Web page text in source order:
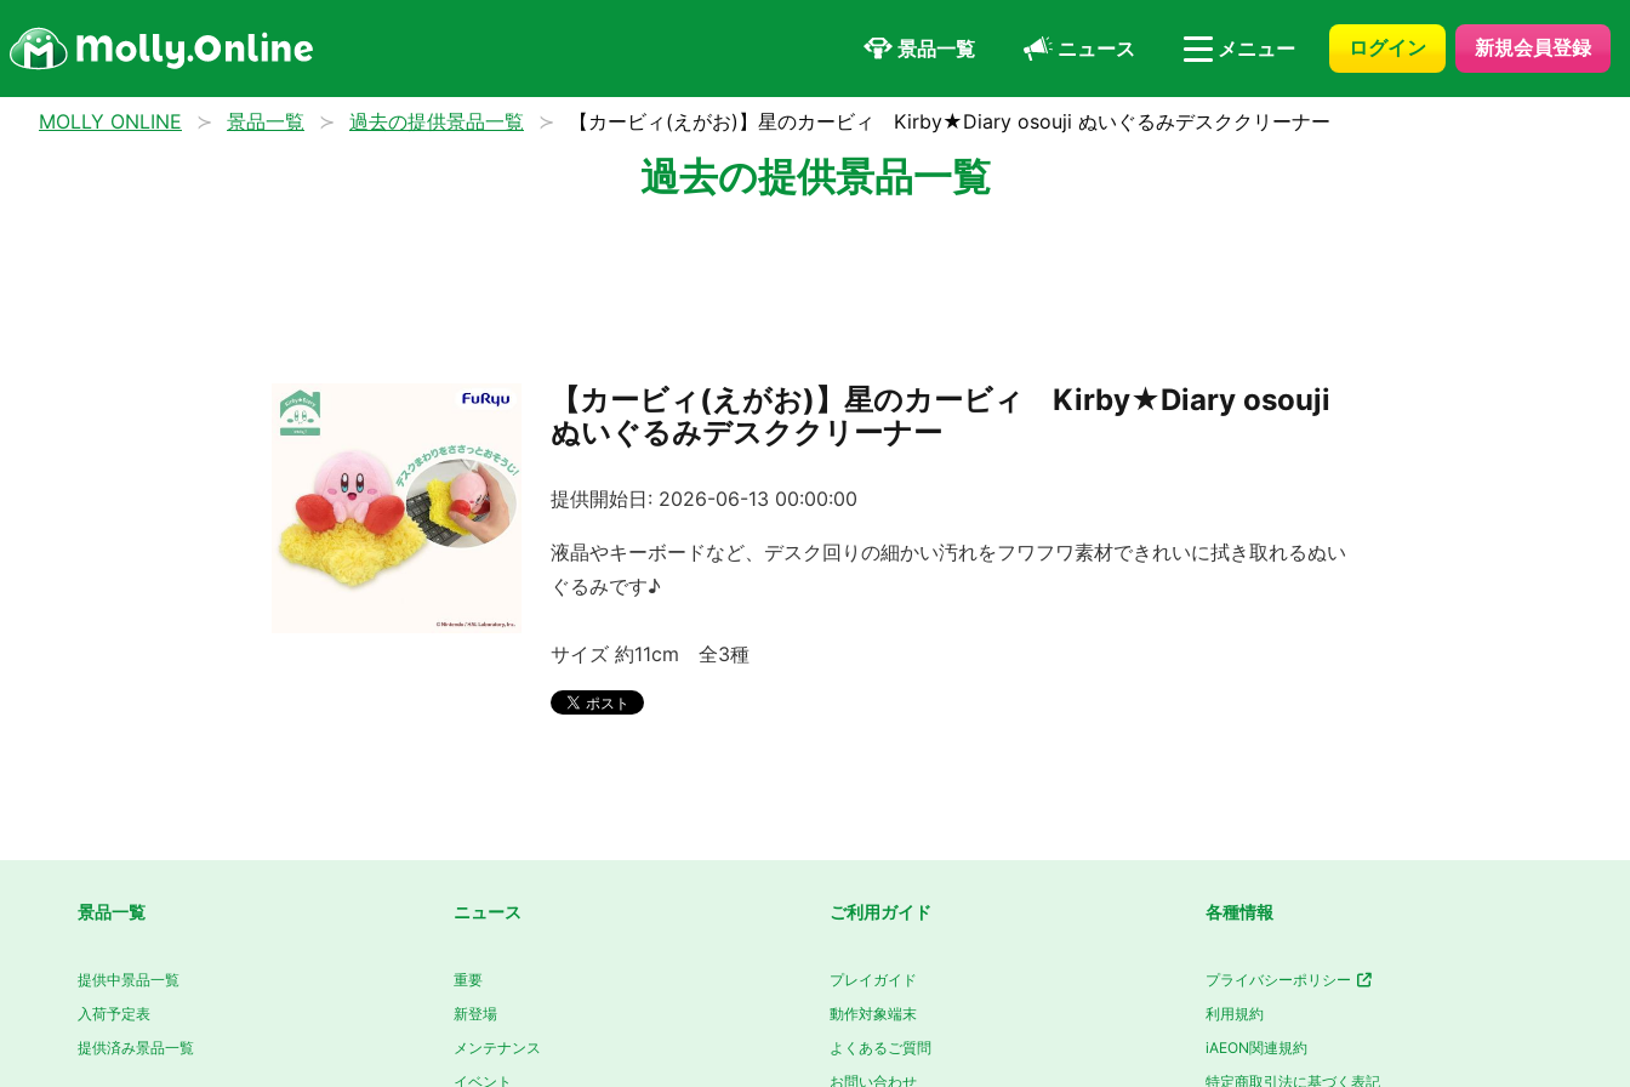
景品一覧 ニュース メニュー ログイン 新規会員登録
MOLLY ONLINE 景品一覧 過去の提供景品一覧 【カービィ(えがお)】星のカービィ Kirby★Diary osouji ぬいぐるみデスククリーナー
過去の提供景品一覧
【カービィ(えがお)】星のカービィ Kirby★Diary osouji
ぬいぐるみデスククリーナー
提供開始日: 2026-06-13 00:00:00
液晶やキーボードなど、デスク回りの細かい汚れをフワフワ素材できれいに拭き取れるぬい
ぐるみです♪
サイズ 約11cm 全3種
景品一覧
提供中景品一覧
入荷予定表
提供済み景品一覧
ニュース
重要
新登場
メンテナンス
イベント
ご利用ガイド
プレイガイド
動作対象端末
よくあるご質問
お問い合わせ
各種情報
プライバシーポリシー
利用規約
iAEON関連規約
特定商取引法に基づく表記